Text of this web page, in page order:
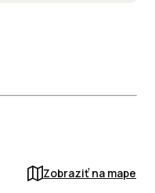
Zobraziť na mape